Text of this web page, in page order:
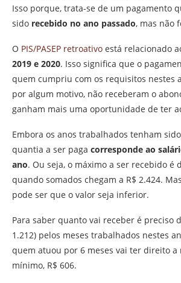
Isso porque, trata-se de um pagamento
sido recebido no ano passado, mas não
O PIS/PASEP retroativo está relacionado
2019 e 2020. Isso significa que o
quem cumpriu com os requisitos nestes
por algum motivo, não receberam o
ganham mais uma oportunidade de ter
Embora os anos trabalhados tenham
quantia a ser paga corresponde ao
ano. Ou seja, o máximo a ser recebido é
quando somados chegam a R$ 2.424.
pode ser que o valor seja inferior.
Para saber quanto vai receber é preciso
1.212) pelos meses trabalhados nestes
quem atuou por 6 meses vai ter direito a
mínimo, R$ 606.